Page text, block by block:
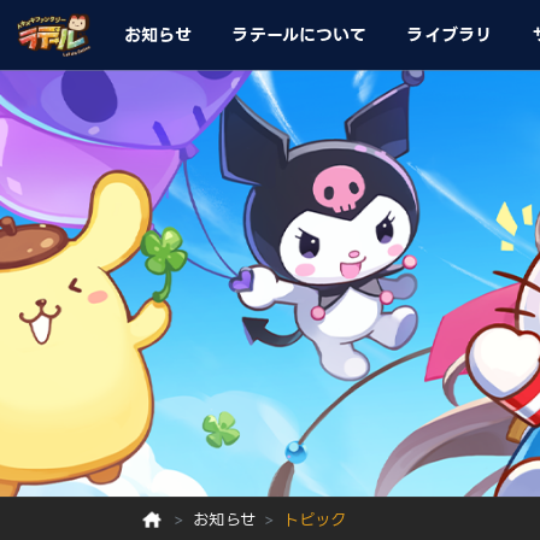
お知らせ ラテールについて ライブラリ
お知らせ トピック